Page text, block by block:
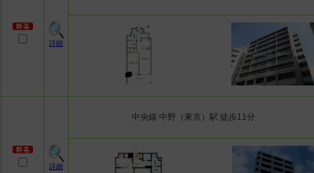
詳細
詳細
中央線 中野（東京）駅 徒歩11分